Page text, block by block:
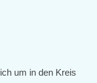
um in den Kreis